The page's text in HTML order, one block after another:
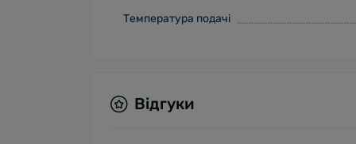
Температура подачі
Відгуки